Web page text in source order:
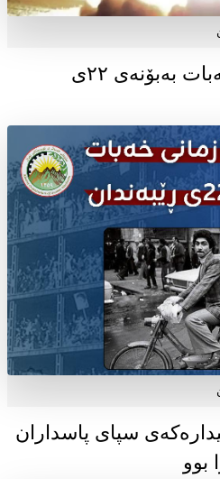
پەیامی سازمانی خەبات بەبۆنەی ۲۲ی
سپای پاسداران
بوو